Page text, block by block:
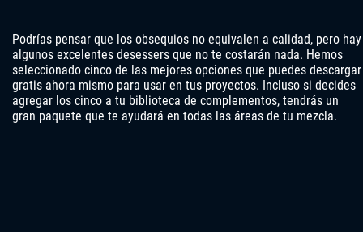
Podrías pensar que los obsequios no equivalen a calidad, pero hay
algunos excelentes desessers que no te costarán nada. Hemos
seleccionado cinco de las mejores opciones que puedes descargar
gratis ahora mismo para usar en tus proyectos. Incluso si decides
agregar los cinco a tu biblioteca de complementos, tendrás un
gran paquete que te ayudará en todas las áreas de tu mezcla.